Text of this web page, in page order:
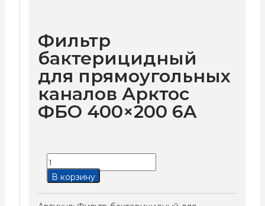
Фильтр
бактерицидный
для прямоугольных
каналов Арктос
ФБО 400×200 6A
Количество
товара
бактерицидный
В корзину